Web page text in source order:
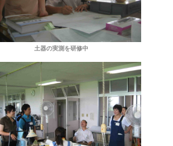
土器の実測を研修中